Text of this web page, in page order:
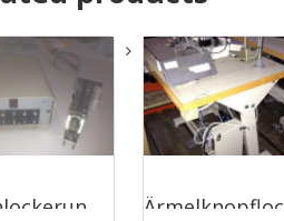
Ärmelknopfloc